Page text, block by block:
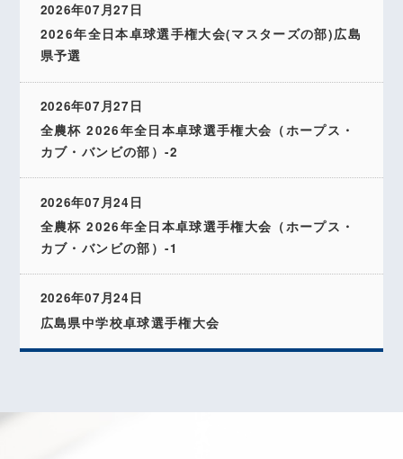
2026年07月27日
2026年全日本卓球選手権大会(マスターズの部)広島
県予選
2026年07月27日
全農杯 2026年全日本卓球選手権大会（ホープス・
カブ・バンビの部）-2
2026年07月24日
全農杯 2026年全日本卓球選手権大会（ホープス・
カブ・バンビの部）-1
2026年07月24日
広島県中学校卓球選手権大会